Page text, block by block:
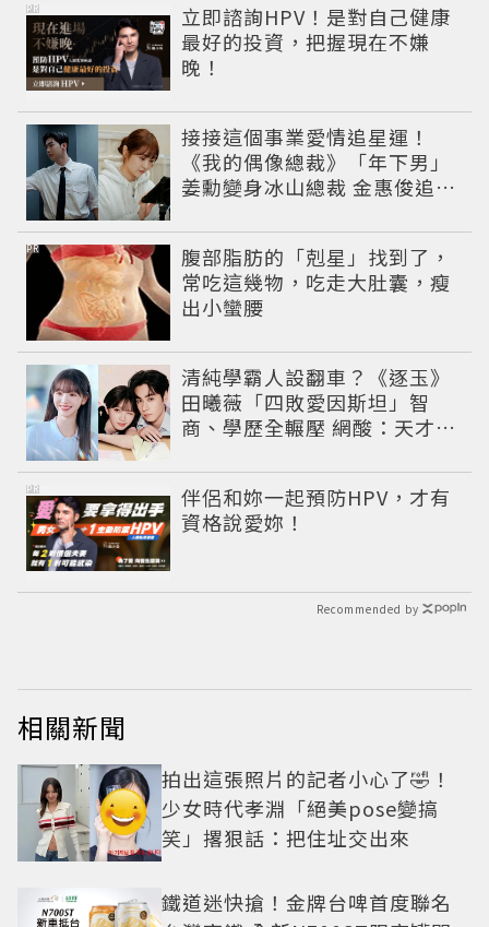
立即諮詢HPV！是對自己健康
最好的投資，把握現在不嫌
晚！
PR
接接這個事業愛情追星運！
《我的偶像總裁》「年下男」
姜勳變身冰山總裁 金惠俊追星
腹部脂肪的「剋星」找到了，
常吃這幾物，吃走大肚囊，瘦
出小蠻腰
PR
清純學霸人設翻車？《逐玉》
田曦薇「四敗愛因斯坦」智
商、學歷全輾壓 網酸：天才全
伴侶和妳一起預防HPV，才有
資格說愛妳！
PR
Recommended by
相關新聞
拍出這張照片的記者小心了🤣！
少女時代孝淵「絕美pose變搞
笑」撂狠話：把住址交出來
鐵道迷快搶！金牌台啤首度聯名